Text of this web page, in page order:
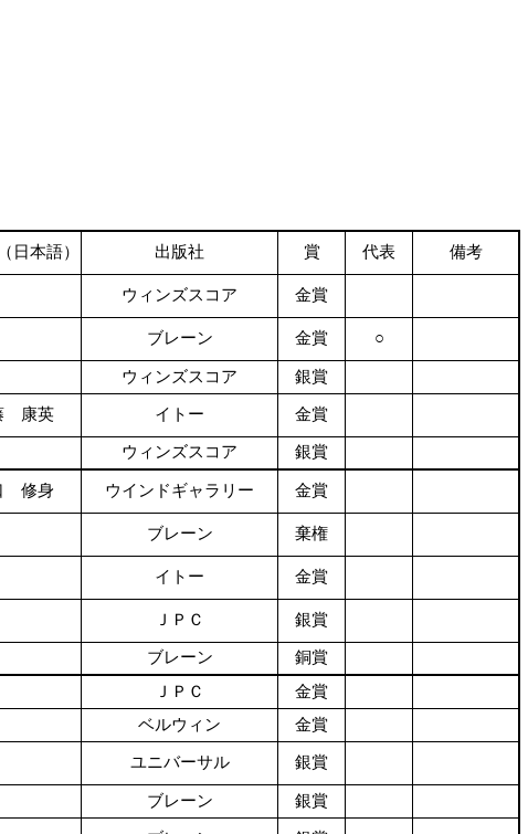
日本語） 出版社 賞 代表 備考
ウィンズスコア 金賞
ブレーン 金賞 ○
ウィンズスコア 銀賞
康英 イトー 金賞
ウィンズスコア 銀賞
修身 ウインドギャラリー 金賞
ブレーン 棄権
イトー 金賞
ＪＰＣ 銀賞
ブレーン
銅賞
ＪＰＣ
金賞
ベルウィン 金賞
ユニバーサル 銀賞
ブレーン 銀賞